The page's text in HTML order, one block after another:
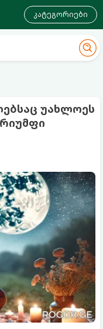
კატეგორიები
უახლოეს